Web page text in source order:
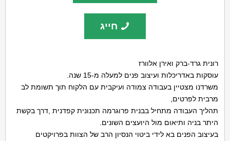
חייג
רונית גרד-ברק ואירן אלוורז
עוסקות באדריכלות ועיצוב פנים למעלה מ-15 שנה.
משרדנו מצטיין בעבודה צמודה ועיקבית עם הלקוח תוך תשומת לב
מרבית לפרטים,
תהליך העבודה מתחיל בבנית פרוגרמה תכנונית קפדנית ,דרך בקשת
היתר בניה ותיאום מול היועצים השונים.
בעיצוב הפנים בא לידי ביטוי הנסיון הרב של הצוות בפרויקטים